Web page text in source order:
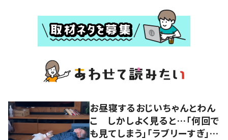
お昼寝するおじいちゃんとわん
こ しかしよく見ると…「何回で
も見てしまう」「ラブリーすぎ」の